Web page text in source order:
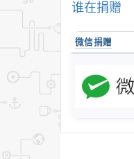
谁在捐赠
微信捐赠